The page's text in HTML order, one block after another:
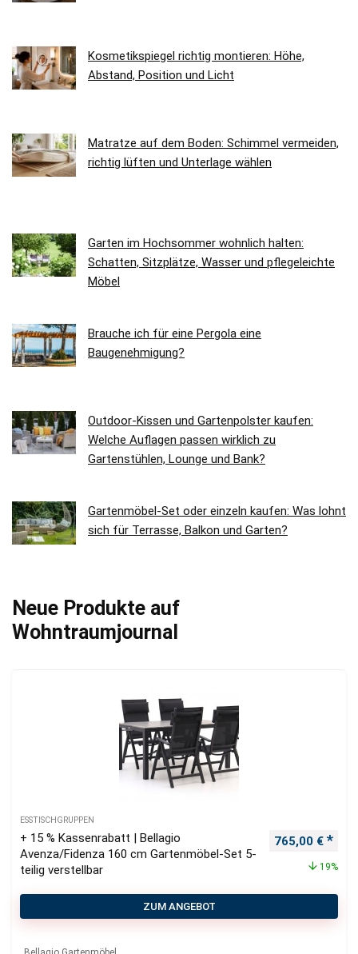
Kosmetikspiegel richtig montieren: Höhe,
Abstand, Position und Licht
Matratze auf dem Boden: Schimmel vermeiden,
richtig lüften und Unterlage wählen
Garten im Hochsommer wohnlich halten:
Schatten, Sitzplätze, Wasser und pflegeleichte
Möbel
Brauche ich für eine Pergola eine
Baugenehmigung?
Outdoor-Kissen und Gartenpolster kaufen:
Welche Auflagen passen wirklich zu
Gartenstühlen, Lounge und Bank?
Gartenmöbel-Set oder einzeln kaufen: Was lohnt
sich für Terrasse, Balkon und Garten?
Neue Produkte auf
Wohntraumjournal
ESSTISCHGRUPPEN
+ 15 % Kassenrabatt | Bellagio
Avenza/Fidenza 160 cm Gartenmöbel-Set 5-
teilig verstellbar
765,00 €
19%
ZUM ANGEBOT